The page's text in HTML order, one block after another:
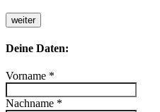
weiter
Deine Daten:
Vorname *
Nachname *